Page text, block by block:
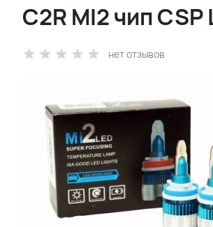
C2R MI2 чип
нет отзывов